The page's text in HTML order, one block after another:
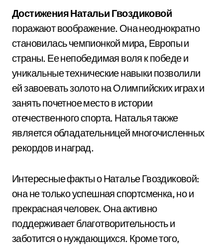
Достижения Натальи Гвоздиковой
поражают воображение. Она неоднократно
становилась чемпионкой мира, Европы и
страны. Ее непобедимая воля к победе и
уникальные технические навыки позволили
ей завоевать золото на Олимпийских играх и
занять почетное место в истории
отечественного спорта. Наталья также
является обладательницей многочисленных
рекордов и наград.
Интересные факты о Наталье Гвоздиковой:
она не только успешная спортсменка, но и
прекрасная человек. Она активно
поддерживает благотворительность и
заботится о нуждающихся. Кроме того,